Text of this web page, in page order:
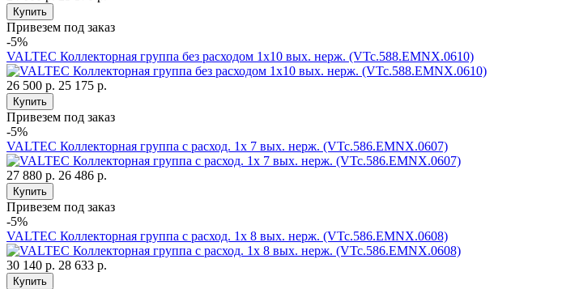
Купить
Привезем под заказ
-5%
VALTEC Коллекторная группа без расходом 1х10 вых. нерж. (VTc.588.EMNX.0610)
26 500 р. 25 175 р.
Купить
Привезем под заказ
-5%
VALTEC Коллекторная группа с расход. 1х 7 вых. нерж. (VTc.586.EMNX.0607)
27 880 р. 26 486 р.
Купить
Привезем под заказ
-5%
VALTEC Коллекторная группа с расход. 1х 8 вых. нерж. (VTc.586.EMNX.0608)
30 140 р. 28 633 р.
Купить